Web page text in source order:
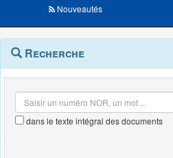
Nouveautés
Navigation
outils
Menu
contextuel
Recherche
dans le texte intégral des documents